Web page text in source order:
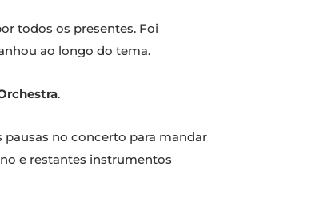
todos os presentes. Foi
ao longo do tema.
.
no concerto para mandar
e restantes instrumentos